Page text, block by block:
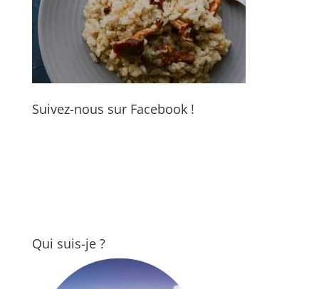
Suivez-nous sur Facebook !
Qui suis-je ?